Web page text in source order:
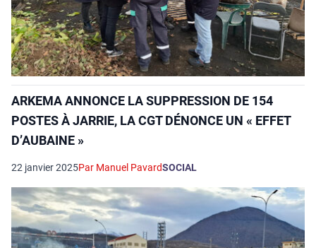
ARKEMA ANNONCE LA SUPPRESSION DE 154
POSTES À JARRIE, LA CGT DÉNONCE UN « EFFET
D’AUBAINE »
22 janvier 2025Par Manuel PavardSOCIAL